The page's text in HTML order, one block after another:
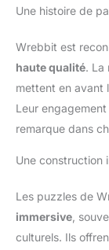
Une histoire de
Wrebbit est
haute qualité. La
mettent en avant
Leur
remarque dans
Une construction
Les puzzles de
immersive ,
culturels. Ils